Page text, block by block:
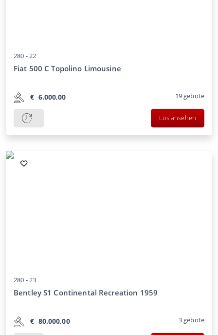
280 -22
Fiat 500 C Topolino Limousine
€ 6.000,00 19gebote
Los ansehen
280 -23
Bentley S1 Continental Recreation 1959
€ 80.000,00 3gebote